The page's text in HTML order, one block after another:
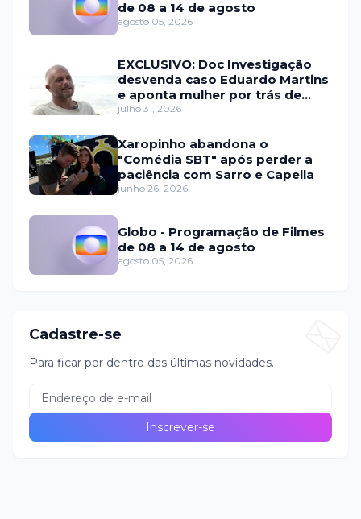
de 08 a 14 de agosto
agosto 05, 2026
EXCLUSIVO: Doc Investigação
desvenda caso Eduardo Martins
e aponta mulher por trás de
fraude internacional
julho 31, 2026
Xaropinho abandona o
"Comédia SBT" após perder a
paciência com Sarro e Capella
junho 26, 2026
Globo - Programação de Filmes
de 08 a 14 de agosto
agosto 05, 2026
Cadastre-se
Para ficar por dentro das últimas novidades.